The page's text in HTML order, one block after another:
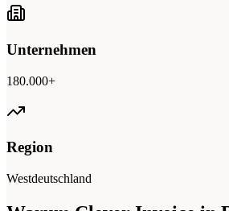
Unternehmen
180.000+
Region
Westdeutschland